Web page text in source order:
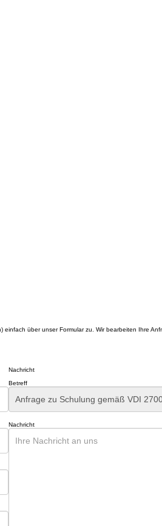
über unser Formular zu. Wir bearbeiten Ihre
Nachricht
Betreff
Nachricht